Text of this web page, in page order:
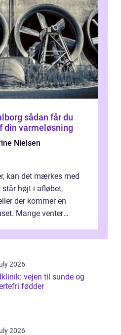
får du
din varmeløsning
Nielsen
kan det mærkes med
står højt i afløbet,
der kommer en
Mange venter
2026
vejen til sunde og
fødder
2026